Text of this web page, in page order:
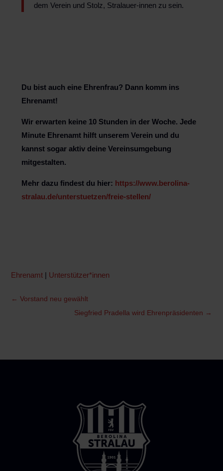
dem Verein und Stolz, Stralauer-innen zu sein.
Du bist auch eine Ehrenfrau? Dann komm ins
Ehrenamt!
Wir erwarten keine 10 Stunden in der Woche. Jede
Minute Ehrenamt hilft unserem Verein und du
kannst sogar aktiv deine Vereinsumgebung
mitgestalten.
Mehr dazu findest du hier: https://www.berolina-
stralau.de/unterstuetzen/freie-stellen/
Ehrenamt | Unterstützer*innen
←Vorstand neu gewählt
Siegfried Pradella wird Ehrenpräsidenten →